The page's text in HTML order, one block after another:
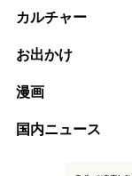
カルチャー
お出かけ
漫画
国内ニュース